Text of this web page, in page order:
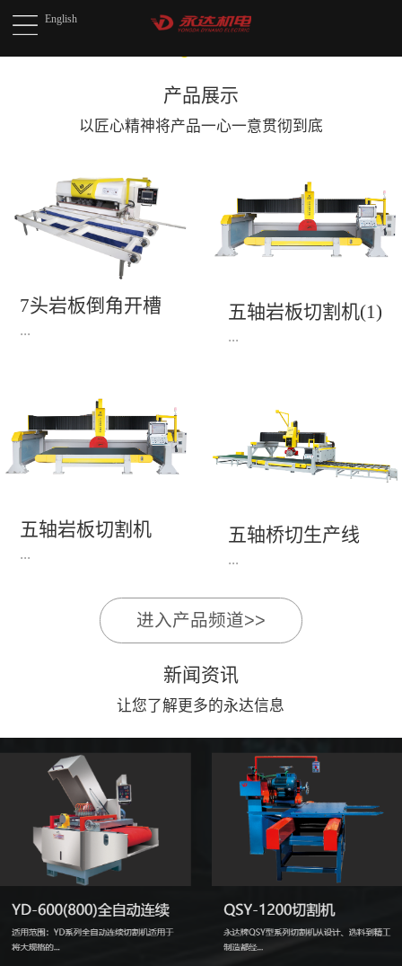
English
产品展示
以匠心精神将产品一心一意贯彻到底
7头岩板倒角开槽
机(1)
...
永达机电7头岩板倒角
开槽机，该设备采用流
水线作业，加工效率
陶瓷人造石进行直边斜
边修边倒角并开槽。
五轴岩板切割机(1)
...
1、简单易学的编程软
件，直观，快速，易
学。2、操作系统简单
稳、可靠。3、前后刀
切割，带去毛刺倒角功
面，不崩边。4、大板
平稳输送进出，切割加
工与上下板分开，便
捷，高效。5、19”显示
屏，按钮、遥杆集成面
板，操作快速、简便。
五轴岩板切割机
...
1、简单易学的编程软
学。2、操作系统简单
易用；采用进口伺服、
稳、可靠。3、前后刀
切割，带去毛刺倒角功
能，不伤石材、瓷砖表
面，不崩边。4、大板
平稳输送进出，切割加
工与上下板分开，便
捷，高效。5、19”显示
屏，按钮、遥杆集成面
板，操作快速、简便。
五轴桥切生产线
...
》》五轴桥切高配型
桥切（含输送板材平
台）
进入产品频道>>
新闻资讯
让您了解更多的永达信息